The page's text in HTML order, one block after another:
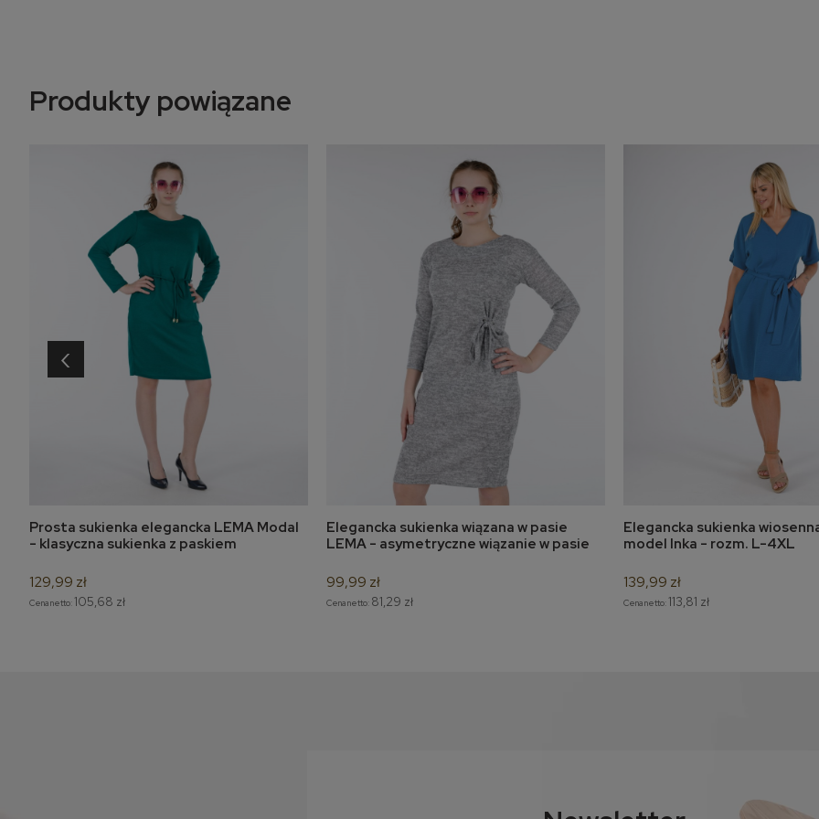
Produkty powiązane
do koszyka
Prosta sukienka elegancka LEMA Modal
- klasyczna sukienka z paskiem
129,99 zł
Cena netto:105,68 zł
do koszyka
Elegancka sukienka wiązana w pasie
LEMA - asymetryczne wiązanie w pasie
99,99 zł
Cena netto: 81,29 zł
do koszyka
Elegancka sukienka
model Inka - rozm. L-4XL
139,99 zł
Cena netto:113,81 zł
‹